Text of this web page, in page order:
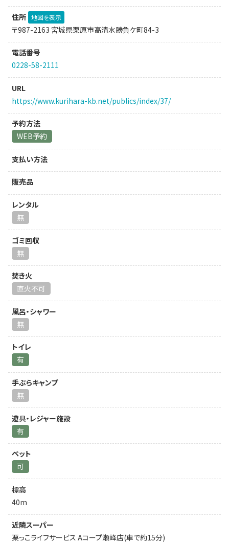
住所 地図を表示
〒987-2163 宮城県栗原市高清水勝負ケ町84-3
電話番号
0228-58-2111
URL
https://www.kurihara-kb.net/publics/index/37/
予約方法
WEB予約
支払い方法
販売品
レンタル
無
ゴミ回収
無
焚き火
直火不可
風呂・シャワー
無
トイレ
有
手ぶらキャンプ
無
遊具・レジャー施設
有
ペット
可
標高
40m
近隣スーパー
栗っこライフサービス Aコープ瀬峰店(車で約15分)